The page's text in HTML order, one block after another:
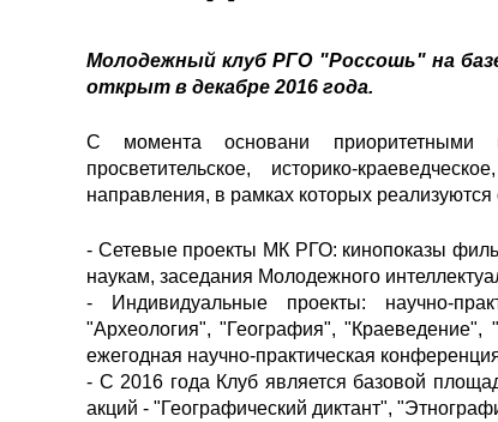
Молодежный клуб РГО "Россошь" на
открыт в декабре 2016 года.
С момента основани приоритетными
просветительское, историко-
направления, в рамках которых
- Сетевые проекты МК РГО: кинопоказы
наукам, заседания Молодежного
- Индивидуальные проекты: научно-
"Археология", "География",
ежегодная научно-практическая
- С 2016 года Клуб является базовой
акций - "Географический диктант",